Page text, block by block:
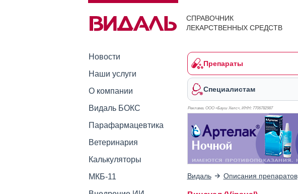
СПРАВОЧНИК
ЛЕКАРСТВЕННЫХ СРЕДСТВ
Новости
Наши услуги
О компании
Видаль БОКС
Парафармацевтика
Ветеринария
Калькуляторы
МКБ-11
Препараты
Специалистам
Реклама. ООО «Бауш Хелс», ИНН: 7706782987
Видаль Описания препаратов